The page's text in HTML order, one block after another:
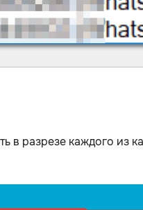
в разрезе каждого из